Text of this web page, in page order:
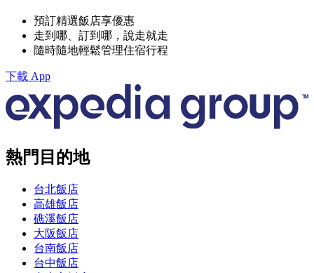
預訂精選飯店享優惠
走到哪、訂到哪，說走就走
隨時隨地輕鬆管理住宿行程
下載 App
熱門目的地
台北飯店
高雄飯店
礁溪飯店
大阪飯店
台南飯店
台中飯店